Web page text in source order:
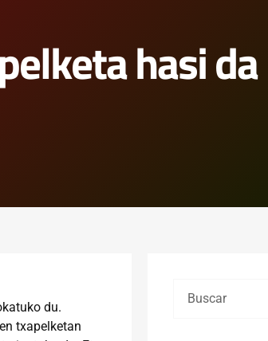
hasi da
du.
txapelketan